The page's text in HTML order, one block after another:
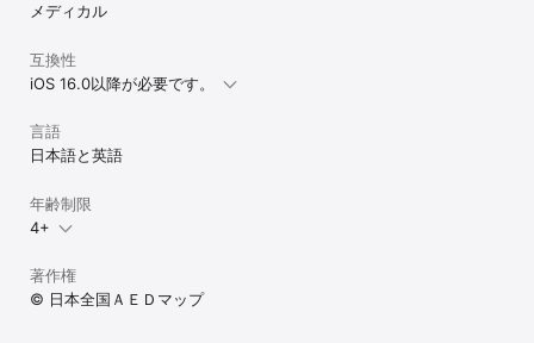
メディカル
互換性
iOS 16.0以降が必要です。
言語
日本語と英語
年齢制限
4+
著作権
© 日本全国ＡＥＤマップ